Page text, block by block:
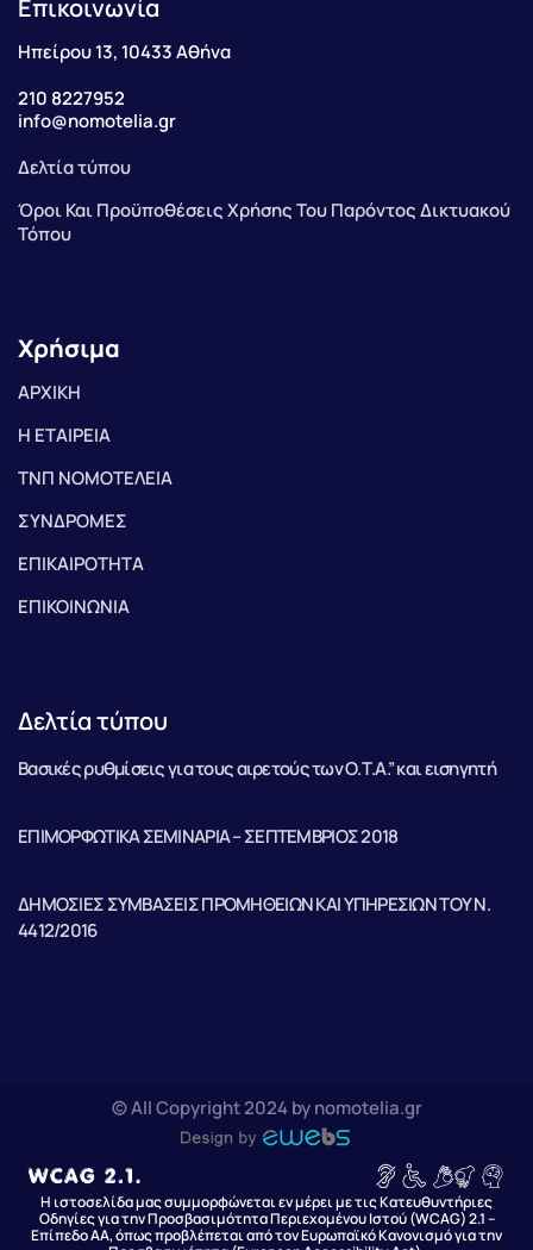
Επικοινωνία
Ηπείρου 13, 10433 Αθήνα
210 8227952
info@nomotelia.gr
Δελτία τύπου
Όροι Και Προϋποθέσεις Χρήσης Του Παρόντος Δικτυακού
Τόπου
Χρήσιμα
ΑΡΧΙΚΗ
Η ΕΤΑΙΡΕΙΑ
ΤΝΠ ΝΟΜΟΤΕΛΕΙΑ
ΣΥΝΔΡΟΜΕΣ
ΕΠΙΚΑΙΡΟΤΗΤΑ
ΕΠΙΚΟΙΝΩΝΙΑ
Δελτία τύπου
Βασικές ρυθμίσεις για τους αιρετούς των Ο.Τ.Α.” και εισηγητή
ΕΠΙΜΟΡΦΩΤΙΚΑ ΣΕΜΙΝΑΡΙΑ – ΣΕΠΤΕΜΒΡΙΟΣ 2018
ΔΗΜΟΣΙΕΣ ΣΥΜΒΑΣΕΙΣ ΠΡΟΜΗΘΕΙΩΝ ΚΑΙ ΥΠΗΡΕΣΙΩΝ ΤΟΥ Ν.
4412/2016
© All Copyright 2024 by nomotelia.gr
Η ιστοσελίδα μας συμμορφώνεται εν μέρει με τις Κατευθυντήριες
Οδηγίες για την Προσβασιμότητα Περιεχομένου Ιστού (WCAG) 2.1 –
Επίπεδο AA, όπως προβλέπεται από τον Ευρωπαϊκό Κανονισμό για την